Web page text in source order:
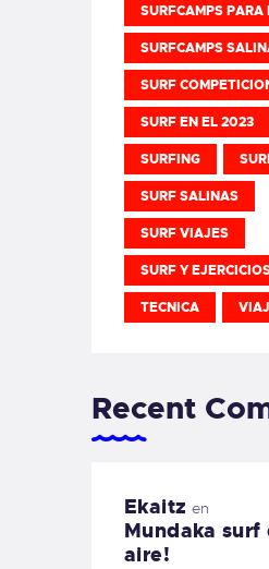
SURFCAMPS PARA
SURFCAMPS
SURF
SURF EN EL 2023
SURFING
SURF SALINAS
SURF VIAJES
SURF Y
TECNICA
Recent
Ekaitz en
Mundaka surf
aire!